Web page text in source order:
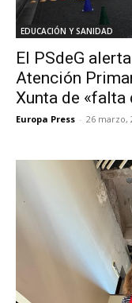
EDUCACIÓN Y SANIDAD
El PSdeG
Atención
Xunta de
Europa Press - 26 marzo,